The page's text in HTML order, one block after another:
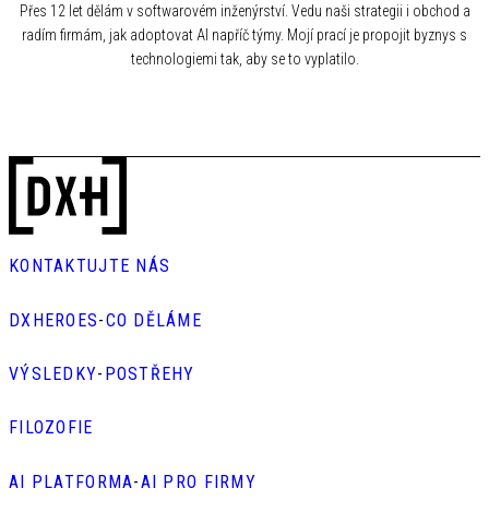
Přes 12 let dělám v softwarovém inženýrství. Vedu naši strategii i obchod a
radím firmám, jak adoptovat AI napříč týmy. Mojí prací je propojit byznys s
technologiemi tak, aby se to vyplatilo.
KONTAKTUJTE NÁS
DXHEROES-CO DĚLÁME
VÝSLEDKY- POSTŘEHY
FILOZOFIE
AI PLATFORMA-AI PRO FIRMY